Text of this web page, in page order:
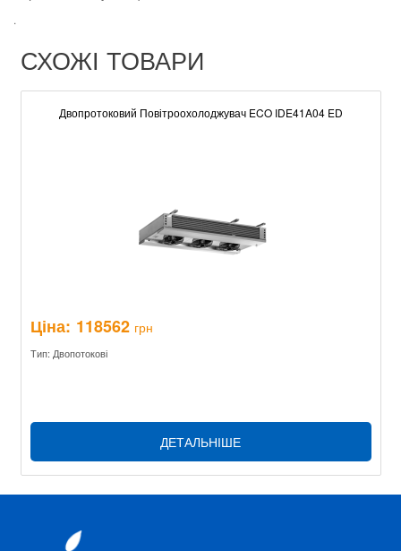
.
СХОЖІ ТОВАРИ
Двопротоковий Повітроохолоджувач ECO IDE41A04 ED
Ціна: 118562 грн
Тип: Двопотокові
ДЕТАЛЬНІШЕ